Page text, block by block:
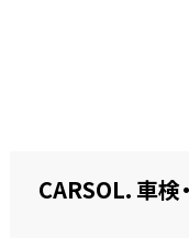
CARSOL. 車検